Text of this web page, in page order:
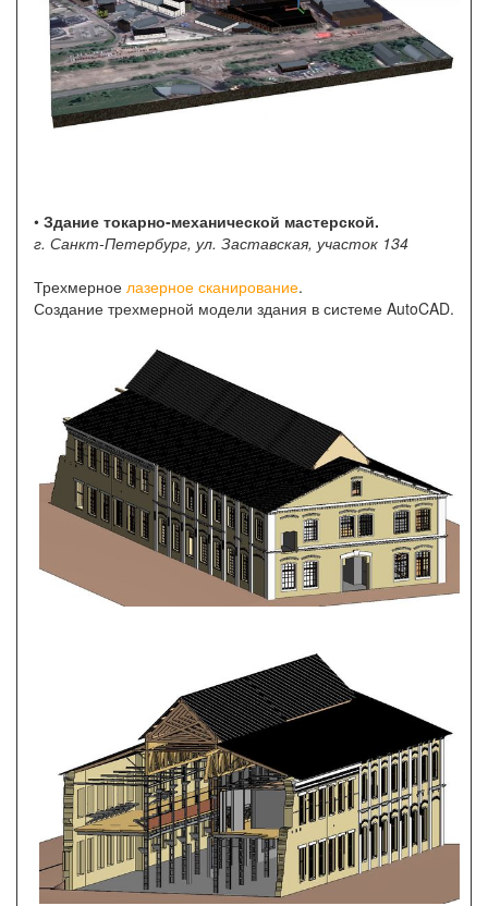
• Здание токарно-механической мастерской.
г. Санкт-Петербург, ул. Заставская, участок 134
Трехмерное лазерное сканирование.
Создание трехмерной модели здания в системе AutoCAD.